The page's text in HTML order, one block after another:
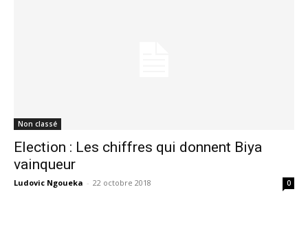
Non classé
Election : Les chiffres qui donnent Biya
vainqueur
Ludovic Ngoueka - 22 octobre 2018 0